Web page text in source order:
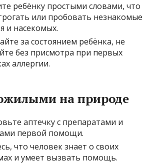
ребёнку простыми словами, что
или пробовать незнакомые
и насекомых.
за состоянием ребёнка, не
без присмотра при первых
аллергии.
на природе
аптечку с препаратами и
первой помощи.
что человек знает о своих
и умеет вызвать помощь.